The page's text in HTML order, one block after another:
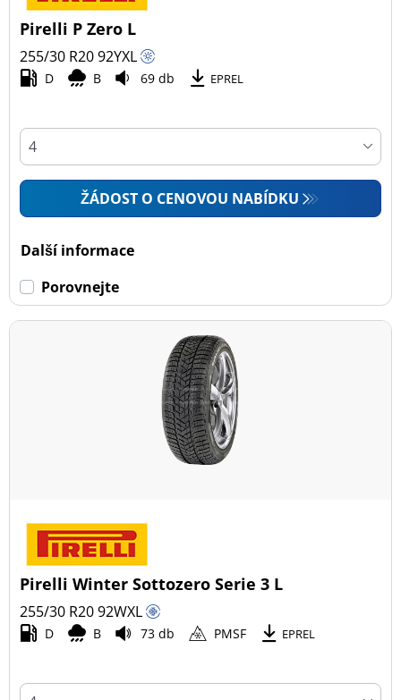
Pirelli P Zero L
255/30 R2092YXL
D B 69 db EPREL
ŽÁDOST O CENOVOU NABÍDKU
Další informace
Porovnejte
Pirelli Winter Sottozero Serie 3 L
255/30 R2092WXL
D B 73 db PMSF EPREL